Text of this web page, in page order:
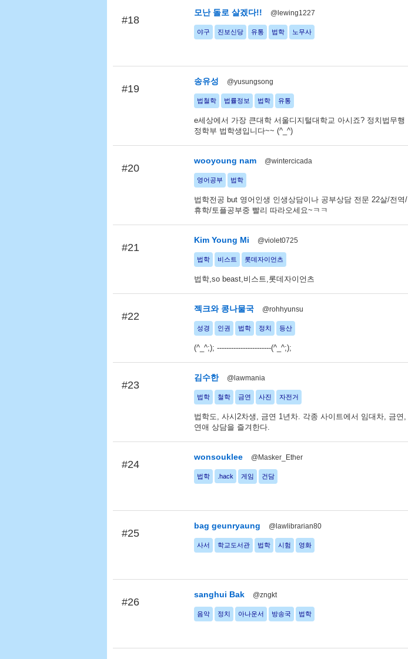
#18
모난 돌로 살겠다!! @lewing1227
야구 진보신당 유통 법학 노무사
#19
송유성 @yusungsong
법철학 법률정보 법학 유통
e세상에서 가장 큰대학 서울디지털대학교 아시죠? 정치법무행
정학부 법학생입니다~~ (^_^)
#20
wooyoung nam @wintercicada
영어공부 법학
법학전공 but 영어인생 인생상담이나 공부상담 전문 22살/전역/
휴학/토플공부중 빨리 따라오세요~ㅋㅋ
#21
Kim Young Mi @violet0725
법학 비스트 롯데자이언츠
법학,so beast,비스트,롯데자이언츠
#22
젝크와 콩나물국 @rohhyunsu
성경 인권 법학 정치 등산
(^_^;); -----------------------(^_^;);
#23
김수한 @lawmania
법학 철학 금연 사진 자전거
법학도, 사시2차생, 금연 1년차. 각종 사이트에서 임대차, 금연,
연애 상담을 즐겨한다.
#24
wonsouklee @Masker_Ether
법학 .hack 게임 건담
#25
bag geunryaung @lawlibrarian80
사서 학교도서관 법학 시험 영화
#26
sanghui Bak @zngkt
음악 정치 아나운서 방송국 법학